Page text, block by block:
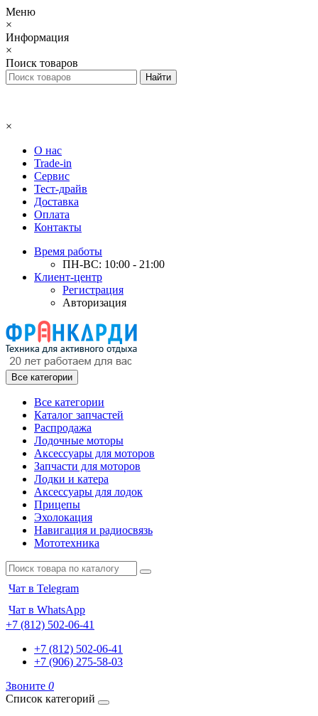
Меню
×
Информация
×
Поиск товаров
×
О нас
Trade-in
Сервис
Тест-драйв
Доставка
Оплата
Контакты
Время работы
ПН-ВС: 10:00 - 21:00
Клиент-центр
Регистрация
Авторизация
Все категории
Все категории
Каталог запчастей
Распродажа
Лодочные моторы
Аксессуары для моторов
Запчасти для моторов
Лодки и катера
Аксессуары для лодок
Прицепы
Эхолокация
Навигация и радиосвязь
Мототехника
Чат в Telegram
Чат в WhatsApp
+7 (812) 502-06-41
+7 (812) 502-06-41
+7 (906) 275-58-03
Звоните 0
Список категорий